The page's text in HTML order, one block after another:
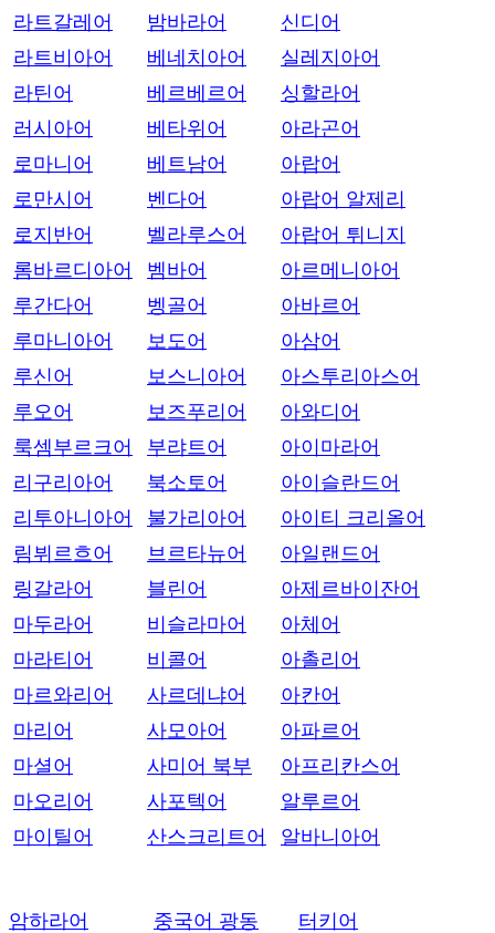
라트갈레어
라트비아어
라틴어
러시아어
로마니어
로만시어
로지반어
롬바르디아어
루간다어
루마니아어
루신어
루오어
룩셈부르크어
리구리아어
리투아니아어
림뷔르흐어
링갈라어
마두라어
마라티어
마르와리어
마리어
마셜어
마오리어
마이틸어
밤바라어
베네치아어
베르베르어
베타위어
베트남어
벤다어
벨라루스어
벰바어
벵골어
보도어
보스니아어
보즈푸리어
부랴트어
북소토어
불가리아어
브르타뉴어
블린어
비슬라마어
비콜어
사르데냐어
사모아어
사미어 북부
사포텍어
산스크리트어
신디어
실레지아어
싱할라어
아라곤어
아랍어
아랍어 알제리
아랍어 튀니지
아르메니아어
아바르어
아삼어
아스투리아스어
아와디어
아이마라어
아이슬란드어
아이티 크리올어
아일랜드어
아제르바이잔어
아체어
아촐리어
아칸어
아파르어
아프리칸스어
알루르어
알바니아어
암하라어
중국어 광동
터키어